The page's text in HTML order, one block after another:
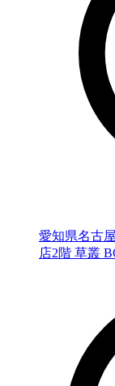
愛知県名古
店2階 草叢